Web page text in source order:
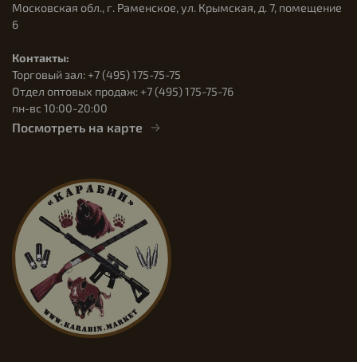
Московская обл., г. Раменское, ул. Крымская, д. 7, помещение
6
Контакты:
Торговый зал: +7 (495) 175-75-75
Отдел оптовых продаж: +7 (495) 175-75-76
пн-вс 10:00-20:00
Посмотреть на карте